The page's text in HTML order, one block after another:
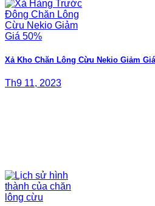
Xả Kho Chăn Lông Cừu Nekio Giảm
Th9 11, 2023